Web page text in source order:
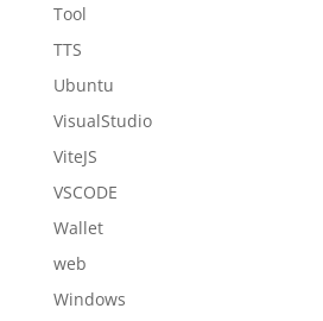
Tool
TTS
Ubuntu
VisualStudio
ViteJS
VSCODE
Wallet
web
Windows